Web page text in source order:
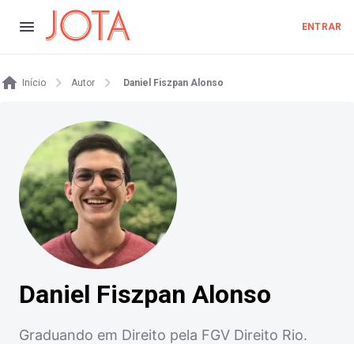
ENTRAR
Início Autor Daniel Fiszpan Alonso
Daniel Fiszpan Alonso
Graduando em Direito pela FGV Direito Rio.